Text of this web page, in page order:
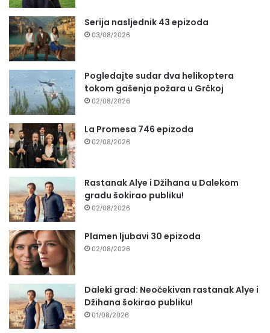
Serija nasljednik 43 epizoda
03/08/2026
Pogledajte sudar dva helikoptera
tokom gašenja požara u Grčkoj
02/08/2026
La Promesa 746 epizoda
02/08/2026
Rastanak Alye i Džihana u Dalekom
gradu šokirao publiku!
02/08/2026
Plamen ljubavi 30 epizoda
02/08/2026
Daleki grad: Neočekivan rastanak Alye i
Džihana šokirao publiku!
01/08/2026